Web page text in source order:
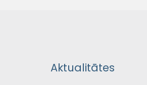
Aktualitātes